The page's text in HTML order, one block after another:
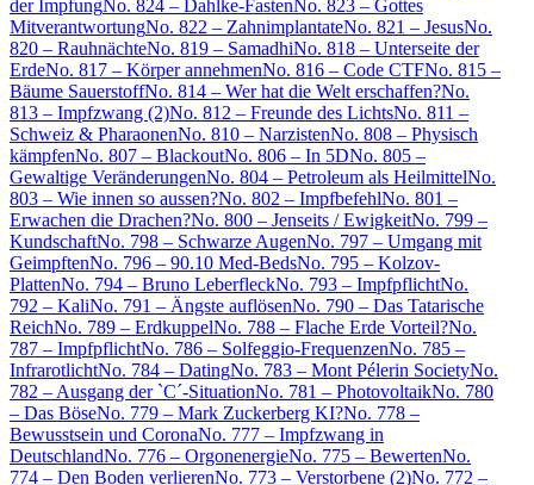
der ImpfungNo. 824 – Dahlke-FastenNo. 823 – Gottes
MitverantwortungNo. 822 – ZahnimplantateNo. 821 – JesusNo.
820 – RauhnächteNo. 819 – SamadhiNo. 818 – Unterseite der
ErdeNo. 817 – Körper annehmenNo. 816 – Code CTFNo. 815 –
Bäume SauerstoffNo. 814 – Wer hat die Welt erschaffen?No.
813 – Impfzwang (2)No. 812 – Freunde des LichtsNo. 811 –
Schweiz & PharaonenNo. 810 – NarzistenNo. 808 – Physisch
kämpfenNo. 807 – BlackoutNo. 806 – In 5DNo. 805 –
Gewaltige VeränderungenNo. 804 – Petroleum als HeilmittelNo.
803 – Wie innen so aussen?No. 802 – ImpfbefehlNo. 801 –
Erwachen die Drachen?No. 800 – Jenseits / EwigkeitNo. 799 –
KundschaftNo. 798 – Schwarze AugenNo. 797 – Umgang mit
GeimpftenNo. 796 – 90.10 Med-BedsNo. 795 – Kolzov-
PlattenNo. 794 – Bruno LeberfleckNo. 793 – ImpfpflichtNo.
792 – KaliNo. 791 – Ängste auflösenNo. 790 – Das Tatarische
ReichNo. 789 – ErdkuppelNo. 788 – Flache Erde Vorteil?No.
787 – ImpfpflichtNo. 786 – Solfeggio-FrequenzenNo. 785 –
InfrarotlichtNo. 784 – DatingNo. 783 – Mont Pélerin SocietyNo.
782 – Ausgang der `C´-SituationNo. 781 – PhotovoltaikNo. 780
– Das BöseNo. 779 – Mark Zuckerberg KI?No. 778 –
Bewusstsein und CoronaNo. 777 – Impfzwang in
DeutschlandNo. 776 – OrgonenergieNo. 775 – BewertenNo.
774 – Den Boden verlierenNo. 773 – Verstorbene (2)No. 772 –